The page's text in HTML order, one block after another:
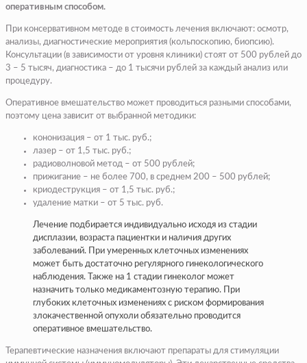
оперативным способом.
При консервативном методе в стоимость лечения включают: осмотр,
анализы, диагностические мероприятия (кольпоскопию, биопсию).
Консультации (в зависимости от уровня клиники) стоят от 500 рублей до
3 – 5 тысяч, диагностика – до 1 тысячи рублей за каждый анализ или
процедуру.
Оперативное вмешательство может проводиться разными способами,
поэтому цена зависит от выбранной методики:
кононизация – от 1 тыс. руб.;
лазер – от 1,5 тыс. руб.;
радиоволновой метод – от 500 рублей;
прижигание – не более 700, в среднем 200 – 500 рублей;
криодеструкция – от 1,5 тыс. руб.;
удаление матки – от 5 тыс. руб.
Лечение подбирается индивидуально исходя из стадии
дисплазии, возраста пациентки и наличия других
заболеваний. При умеренных клеточных изменениях
может быть достаточно регулярного гинекологического
наблюдения. Также на 1 стадии гинеколог может
назначить только медикаментозную терапию. При
глубоких клеточных изменениях с риском формирования
злокачественной опухоли обязательно проводится
оперативное вмешательство.
Терапевтические назначения включают препараты для стимуляции